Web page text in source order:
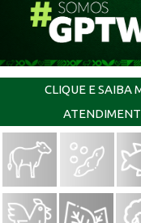
CLIQUE E SAIBA